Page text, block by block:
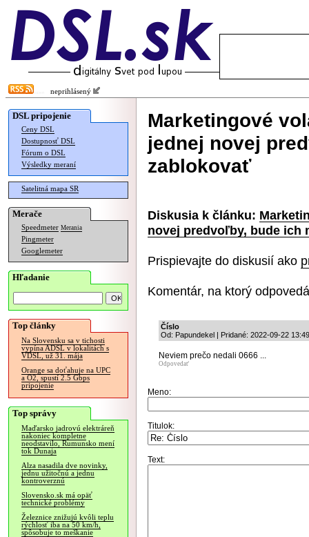
neprihlásený
DSL pripojenie
Ceny DSL
Dostupnosť DSL
Fórum o DSL
Výsledky meraní
Satelitná mapa SR
Merače
Speedmeter Merania
Pingmeter
Googlemeter
Hľadanie
Top články
Na Slovensku sa v tichosti
vypína ADSL v lokalitách s
VDSL, už 31. mája
Orange sa doťahuje na UPC
a O2, spustí 2.5 Gbps
pripojenie
Top správy
Maďarsko jadrovú elektráreň
nakoniec kompletne
neodstavilo, Rumunsko mení
tok Dunaja
Alza nasadila dve novinky,
jednu užitočnú a jednu
kontroverznú
Slovensko.sk má opäť
technické problémy
Železnice znižujú kvôli teplu
rýchlosť iba na 50 km/h,
spôsobuje to meškanie
Marketingové
jednej novej
zablokovať
Diskusia k článku:
novej predvoľby, bude ich
Prispievajte do diskusií ako
Komentár, na ktorý
Číslo
Od: Papundekel | Pridané: 2022-09-22
Neviem prečo nedali 0666 ...
Odpovedať
Meno:
Titulok:
Text: